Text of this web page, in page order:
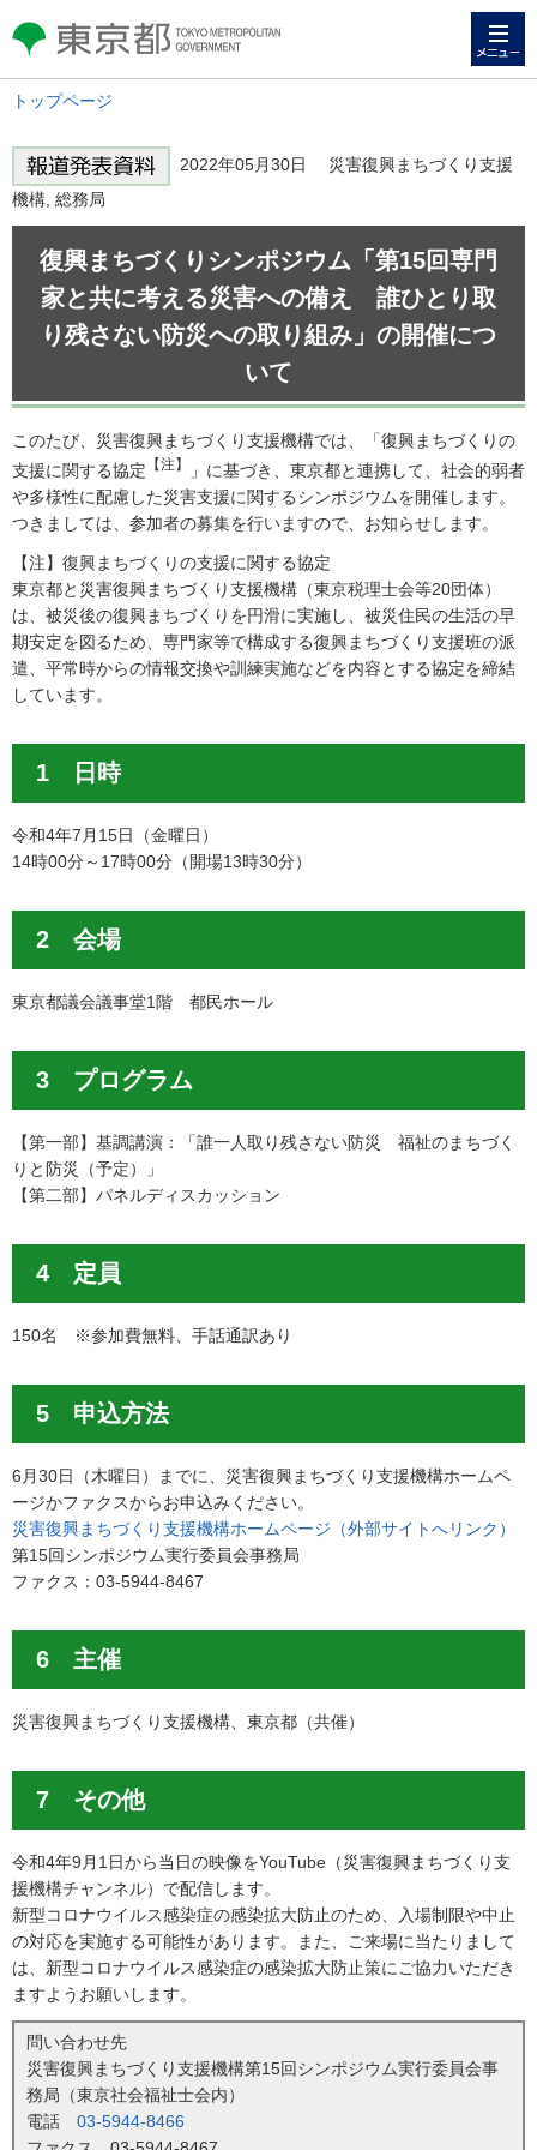
東京都 TOKYO METROPOLITAN
GOVERNMENT
トップページ
2022年05月30日 災害復興まちづくり支援
機構, 総務局
復興まちづくりシンポジウム「第15回専門
家と共に考える災害への備え 誰ひとり取
り残さない防災への取り組み」の開催につ
いて
このたび、災害復興まちづくり支援機構では、「復興まちづくりの
支援に関する協定 【注】
」に基づき、東京都と連携して、社会的弱者
や多様性に配慮した災害支援に関するシンポジウムを開催します。
つきましては、参加者の募集を行いますので、お知らせします。
【注】復興まちづくりの支援に関する協定
東京都と災害復興まちづくり支援機構（東京税理士会等20団体）
は、被災後の復興まちづくりを円滑に実施し、被災住民の生活の早
期安定を図るため、専門家等で構成する復興まちづくり支援班の派
遣、平常時からの情報交換や訓練実施などを内容とする協定を締結
しています。
1 日時
令和4年7月15日（金曜日）
14時00分～17時00分（開場13時30分）
2 会場
東京都議会議事堂1階 都民ホール
3 プログラム
【第一部】基調講演：「誰一人取り残さない防災 福祉のまちづく
りと防災（予定）」
【第二部】パネルディスカッション
4 定員
150名 ※参加費無料、手話通訳あり
5 申込方法
6月30日（木曜日）までに、災害復興まちづくり支援機構ホームペ
ージかファクスからお申込みください。
災害復興まちづくり支援機構ホームページ（外部サイトへリンク）
第15回シンポジウム実行委員会事務局
ファクス：03-5944-8467
6 主催
災害復興まちづくり支援機構、東京都（共催）
7 その他
令和4年9月1日から当日の映像をYouTube（災害復興まちづくり支
援機構チャンネル）で配信します。
新型コロナウイルス感染症の感染拡大防止のため、入場制限や中止
の対応を実施する可能性があります。また、ご来場に当たりまして
は、新型コロナウイルス感染症の感染拡大防止策にご協力いただき
ますようお願いします。
問い合わせ先
災害復興まちづくり支援機構第15回シンポジウム実行委員会事
務局（東京社会福祉士会内）
電話 03-5944-8466